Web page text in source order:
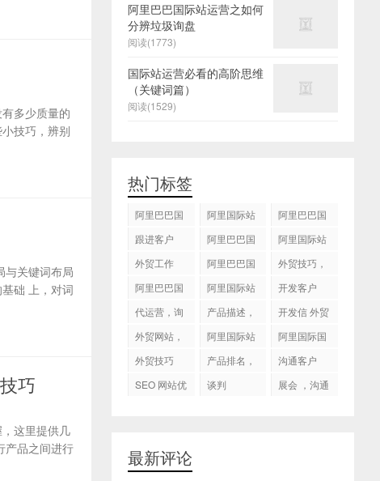
多少质量的
技巧，辨别
与关键词布局
础 上，对词
巧
这里提供几
产品之间进行
阿里巴巴国际站运营之如何
分辨垃圾询盘
阅读(1773)
国际站运营必看的高阶思维
（关键词篇）
阅读(1529)
热门标签
阿里巴巴国
阿里国际站
国际站托管
服务，阿里
服务
阿里巴巴国
跟进客户
阿里巴巴国
阿里国际站
外贸工作
阿里巴巴国
作
外贸技巧，
阿里巴巴国
化
阿里国际站
开发客户
代运营，询
产品描述，
开发信 外贸
外贸网站，
阿里国际站
阿里国际国
外贸技巧
产品排名，
沟通客户
SEO 网站优
谈判
展会 ，沟通
最新评论